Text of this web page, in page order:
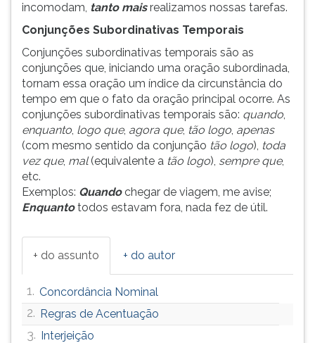
incomodam, tanto maisrealizamos nossas tarefas.
Conjunções Subordinativas Temporais
Conjunções subordinativas temporais são as
conjunções que, iniciando uma oração subordinada,
tornam essa oração um índice da circunstância do
tempo em que o fato da oração principal ocorre. As
conjunções subordinativas temporais são: quando,
enquanto, logo que, agora que, tão logo, apenas
(com mesmo sentido da conjunção tão logo), toda
vez que, mal (equivalente a tão logo), sempre que,
etc.
Exemplos: Quandochegar de viagem, me avise;
Enquantotodos estavam fora, nada fez de útil.
+ do assunto + do autor
1. Concordância Nominal
2. Regras de Acentuação
3. Interjeição